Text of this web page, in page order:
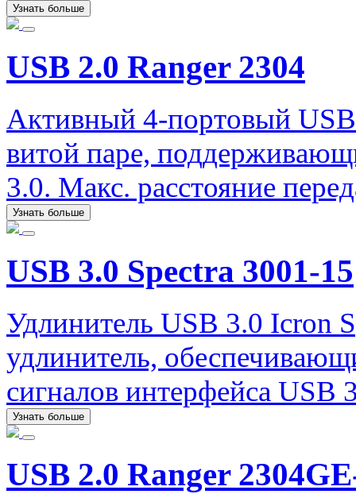
Узнать больше
USB 2.0 Ranger 2304
Активный 4-портовый USB
витой паре,
3.0. Макс. расстояние
Узнать больше
USB 3.0 Spectra 3001-15
Удлинитель USB 3.0 Icron
удлинитель,
сигналов интерфейса USB
Узнать больше
USB 2.0 Ranger